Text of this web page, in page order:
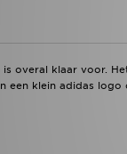
overal klaar voor.
een klein adidas